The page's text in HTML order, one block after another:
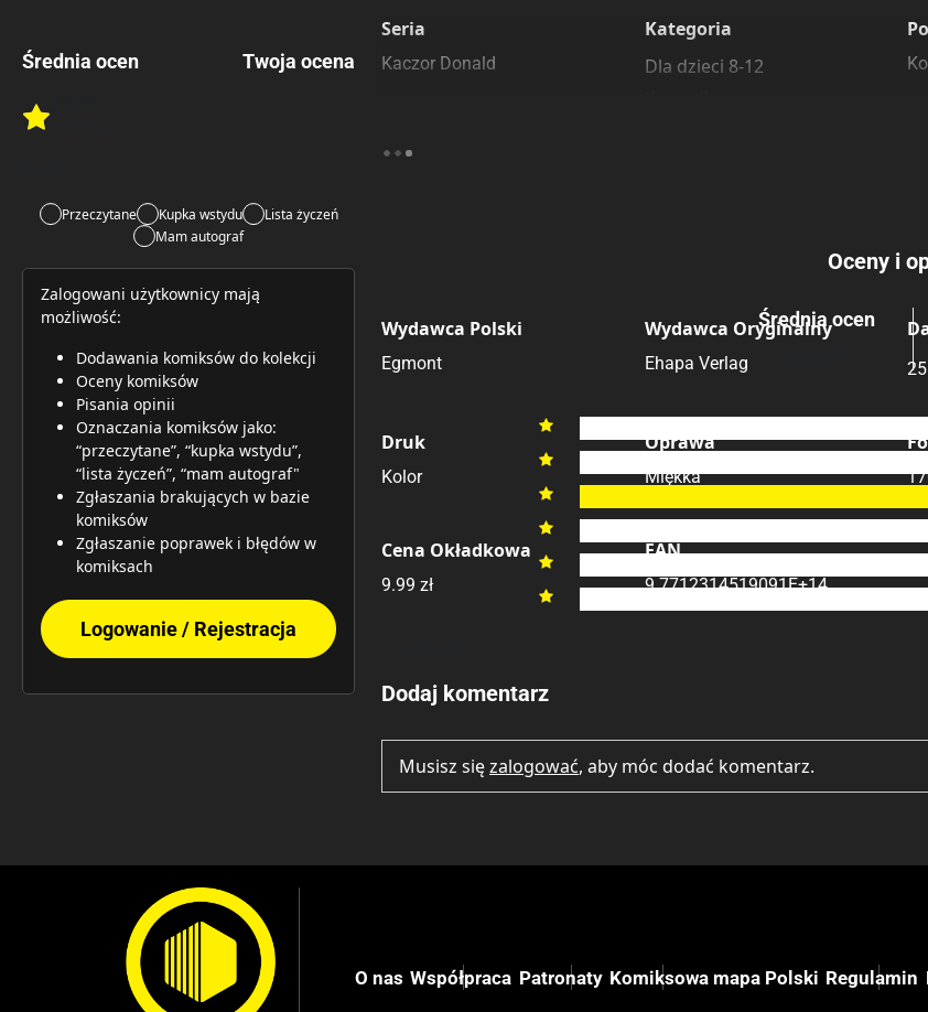
Średnia ocen
Rate this item: Submit Rating
Twoja ocena
Przeczytane Kupka wstydu
Lista życzeń
Mam autograf
Zalogowani użytkownicy mają
możliwość:
Dodawania komiksów do kolekcji
Oceny komiksów
Pisania opinii
Oznaczania komiksów jako:
“przeczytane”, “kupka wstydu”,
“lista życzeń”, “mam autograf"
Zgłaszania brakujących w bazie
komiksów
Zgłaszanie poprawek i błędów w
komiksach
Logowanie / Rejestracja
Seria
Kaczor Donald
Kategoria
Dla dzieci 8-12
Wydawca Polski
Egmont
Wydawca Oryginalny
Ehapa Verlag
Druk
Kolor
Oprawa
Miękka
Cena Okładkowa
9.99 zł
EAN
9.7712314519091E+14
Oceny i
Średnia ocen






Dodaj komentarz
Musisz sięzalogować, aby móc dodać komentarz.
O nas Współpraca Patronaty Komiksowa mapa Polski Regulamin